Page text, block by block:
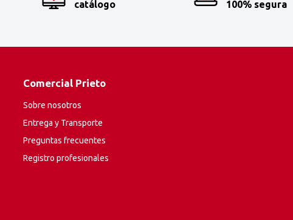
catálogo
100% segura
Comercial Prieto
Sobre nosotros
Entrega y Transporte
Preguntas frecuentes
Registro profesionales